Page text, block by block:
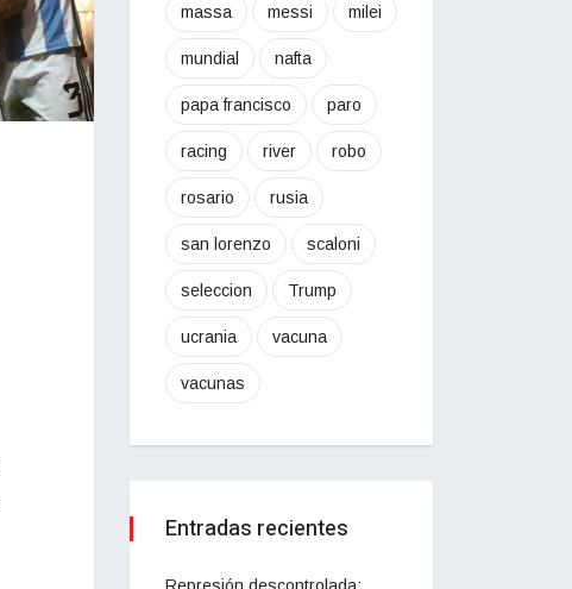
massa messi milei
mundial nafta
papa francisco paro
racing river robo
rosario rusia
san lorenzo scaloni
seleccion Trump
ucrania vacuna
vacunas
Entradas recientes